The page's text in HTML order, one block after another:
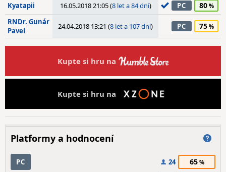
Kyatapii 16.05.2018 21:05 (8 let a 84 dní) PC 80
RNDr. Gunár
Pavel
24.04.2018 13:21 (8 let a 107 dní) PC 75
Kupte si hru na
Kupte si hru na
Platformy a hodnocení
PC 24 65